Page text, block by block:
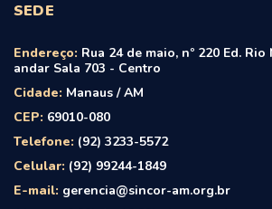
SEDE
Endereço: Rua 24 de maio, nº 220 Ed.
andar Sala 703 - Centro
Cidade: Manaus / AM
CEP: 69010-080
Telefone: (92) 3233-5572
Celular: (92) 99244-1849
E-mail: gerencia@sincor-am.org.br